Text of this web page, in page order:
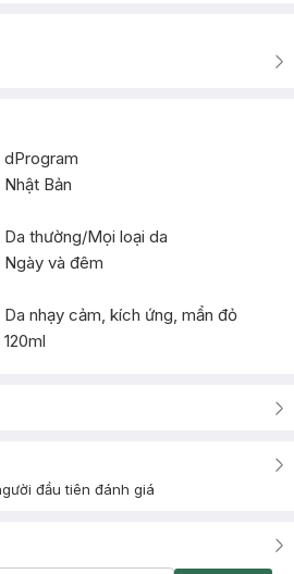
dProgram
Nhật Bản
Da thường/Mọi loại da
Ngày và đêm
Da nhạy cảm, kích ứng, mẩn đỏ
120ml
đầu tiên đánh giá